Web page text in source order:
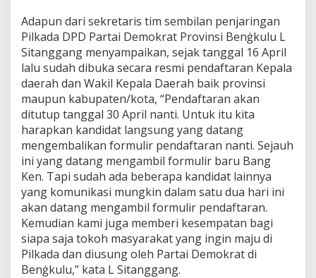
Adapun dari sekretaris tim sembilan penjaringan
Pilkada DPD Partai Demokrat Provinsi Benģkulu L
Sitanggang menyampaikan, sejak tanggal 16 April
lalu sudah dibuka secara resmi pendaftaran Kepala
daerah dan Wakil Kepala Daerah baik provinsi
maupun kabupaten/kota, “Pendaftaran akan
ditutup tanggal 30 April nanti. Untuk itu kita
harapkan kandidat langsung yang datang
mengembalikan formulir pendaftaran nanti. Sejauh
ini yang datang mengambil formulir baru Bang
Ken. Tapi sudah ada beberapa kandidat lainnya
yang komunikasi mungkin dalam satu dua hari ini
akan datang mengambil formulir pendaftaran.
Kemudian kami juga memberi kesempatan bagi
siapa saja tokoh masyarakat yang ingin maju di
Pilkada dan diusung oleh Partai Demokrat di
Benģkulu,” kata L Sitanggang.